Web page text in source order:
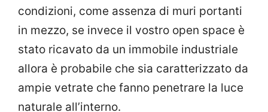
condizioni, come assenza di muri portanti
in mezzo, se invece il vostro open space è
stato ricavato da un immobile industriale
allora è probabile che sia caratterizzato da
ampie vetrate che fanno penetrare la luce
naturale all’interno.